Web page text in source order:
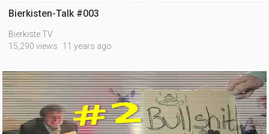
Bierkisten-Talk #003
Bierkiste.TV
15,290 views
11 years ago